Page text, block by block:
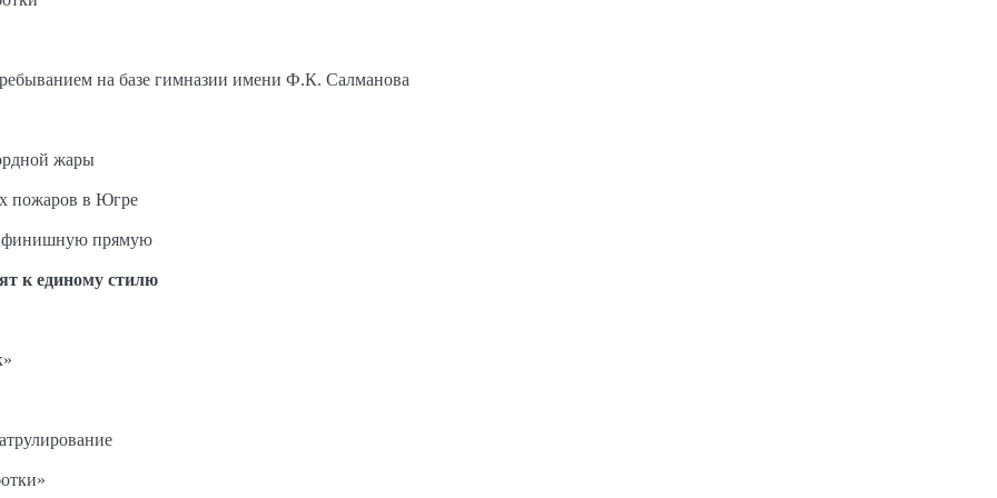
на базе гимназии имени Ф.К. Салманова
жары
пожаров в Югре
финишную прямую
к единому стилю